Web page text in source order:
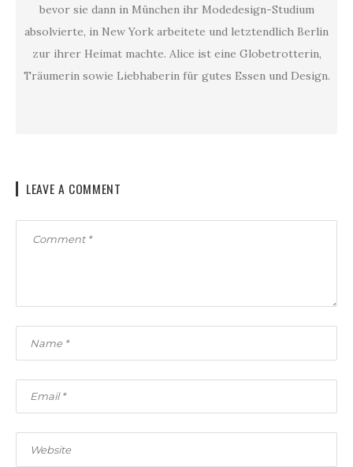
bevor sie dann in München ihr Modedesign-Studium
absolvierte, in New York arbeitete und letztendlich Berlin
zur ihrer Heimat machte. Alice ist eine Globetrotterin,
Träumerin sowie Liebhaberin für gutes Essen und Design.
LEAVE A COMMENT